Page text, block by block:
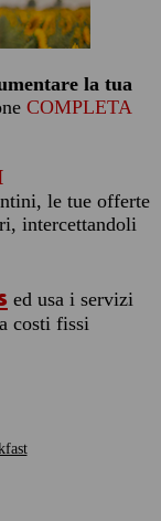
la tua
COMPLETA
le tue offerte
intercettandoli
ed usa i servizi
costi fissi